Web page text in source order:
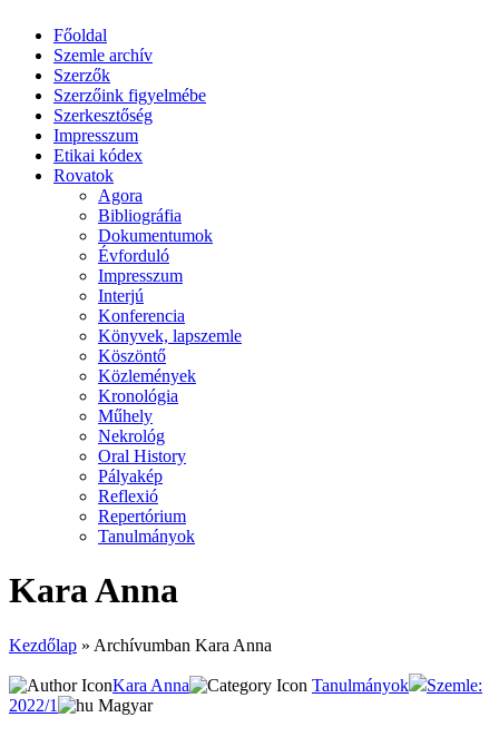
Főoldal
Szemle archív
Szerzők
Szerzőink figyelmébe
Szerkesztőség
Impresszum
Etikai kódex
Rovatok
Agora
Bibliográfia
Dokumentumok
Évforduló
Impresszum
Interjú
Konferencia
Könyvek, lapszemle
Köszöntő
Közlemények
Kronológia
Műhely
Nekrológ
Oral History
Pályakép
Reflexió
Repertórium
Tanulmányok
Kara Anna
Kezdőlap » Archívumban Kara Anna
Kara Anna Tanulmányok
Szemle:
2022/1
Magyar